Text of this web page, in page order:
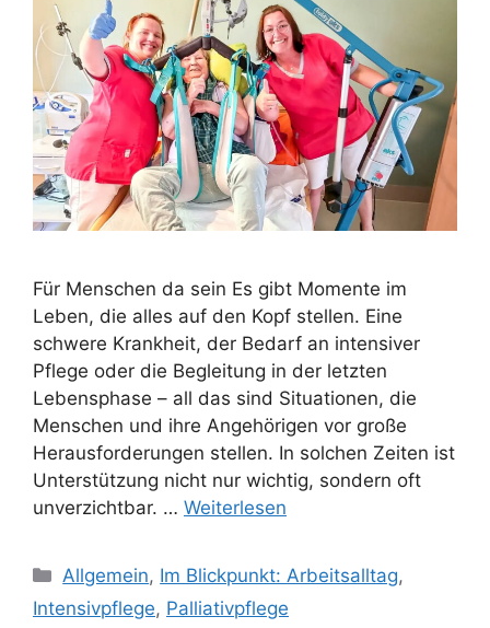
Für Menschen da sein Es gibt Momente im
Leben, die alles auf den Kopf stellen. Eine
schwere Krankheit, der Bedarf an intensiver
Pflege oder die Begleitung in der letzten
Lebensphase – all das sind Situationen, die
Menschen und ihre Angehörigen vor große
Herausforderungen stellen. In solchen Zeiten ist
Unterstützung nicht nur wichtig, sondern oft
unverzichtbar. … Weiterlesen
Allgemein, Im Blickpunkt: Arbeitsalltag,
Intensivpflege, Palliativpflege